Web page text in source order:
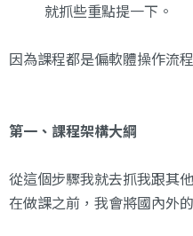
就抓些重點提一下。
因為課程都是偏軟體操作流
第一、課程架構大綱
從這個步驟我就去抓我跟其
在做課之前，我會將國內外